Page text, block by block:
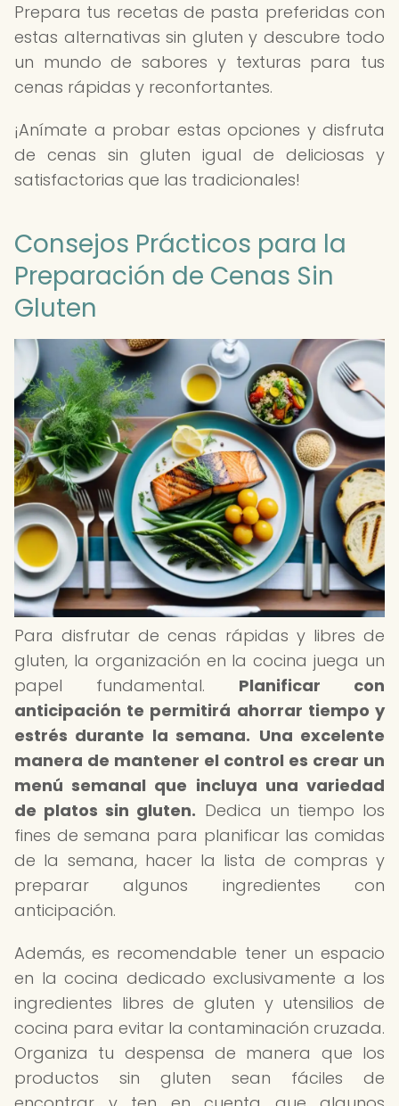
Prepara tus recetas de pasta preferidas con
estas alternativas sin gluten y descubre todo
un mundo de sabores y texturas para tus
cenas rápidas y reconfortantes.
¡Anímate a probar estas opciones y disfruta
de cenas sin gluten igual de deliciosas y
satisfactorias que las tradicionales!
Consejos Prácticos para la
Preparación de Cenas Sin
Gluten
Para disfrutar de cenas rápidas y libres de
gluten, la organización en la cocina juega un
papel fundamental. Planificar con
anticipación te permitirá ahorrar tiempo y
estrés durante la semana. Una excelente
manera de mantener el control es crear un
menú semanal que incluya una variedad
de platos sin gluten. Dedica un tiempo los
fines de semana para planificar las comidas
de la semana, hacer la lista de compras y
preparar algunos ingredientes con
anticipación.
Además, es recomendable tener un espacio
en la cocina dedicado exclusivamente a los
ingredientes libres de gluten y utensilios de
cocina para evitar la contaminación cruzada.
Organiza tu despensa de manera que los
productos sin gluten sean fáciles de